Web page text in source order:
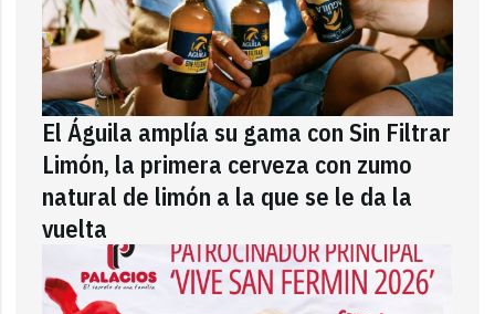
El Águila amplía su gama con Sin Filtrar
Limón, la primera cerveza con zumo
natural de limón a la que se le da la
vuelta